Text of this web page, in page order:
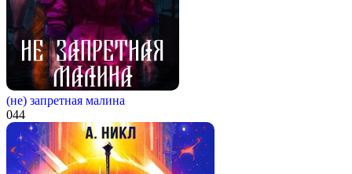
(не) запретная малина
044